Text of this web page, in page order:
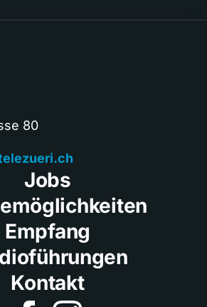
80
Jobs
Empfang
Kontakt